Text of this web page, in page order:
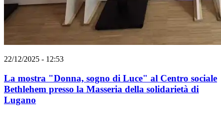
22/12/2025 - 12:53
La mostra "Donna, sogno di Luce" al Centro sociale
Bethlehem presso la Masseria della solidarietà di
Lugano